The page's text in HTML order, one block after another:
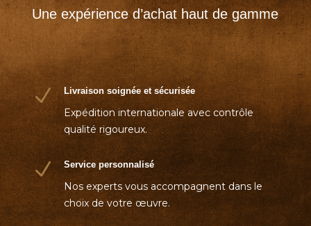
Une expérience d’achat haut de gamme
N Livraison soignée et sécurisée
Expédition internationale avec contrôle
qualité rigoureux.
N Service personnalisé
Nos experts vous accompagnent dans le
choix de votre œuvre.